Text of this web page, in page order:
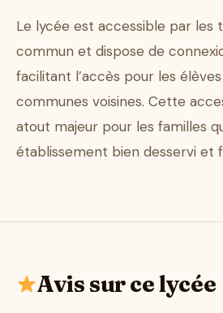
Le lycée est accessible par les
commun et dispose de
facilitant l’accès pour les
communes voisines. Cette
atout majeur pour les familles
établissement bien desservi et
Avis sur ce lycée